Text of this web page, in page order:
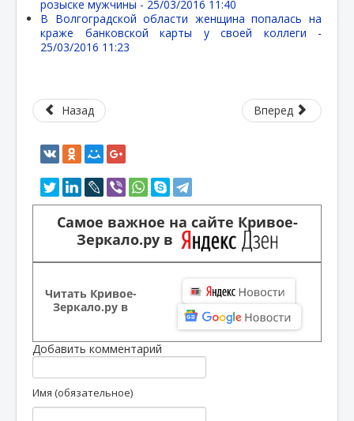
розыске мужчины - 25/03/2016 11:40
В Волгоградской области женщина попалась на
краже банковской карты у своей коллеги -
25/03/2016 11:23
Назад Вперед
Самое важное на сайте Кривое-
Зеркало.ру в
Читать Кривое-
Зеркало.ру в
Добавить комментарий
Имя (обязательное)